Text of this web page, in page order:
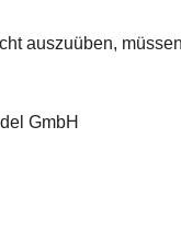
auszuüben,
GmbH